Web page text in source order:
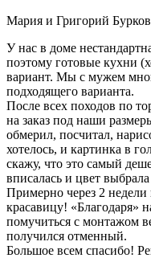
Мария и Григорий
У нас в доме
поэтому готовые кухни
вариант. Мы с мужем
подходящего варианта.
После всех походов по
на заказ под наши
обмерил, посчитал,
хотелось, и картинка в
скажу, что это самый
вписалась и цвет
Примерно через 2
красавицу!
помучиться с монтажом
получился отменный.
Большое всем спасибо!